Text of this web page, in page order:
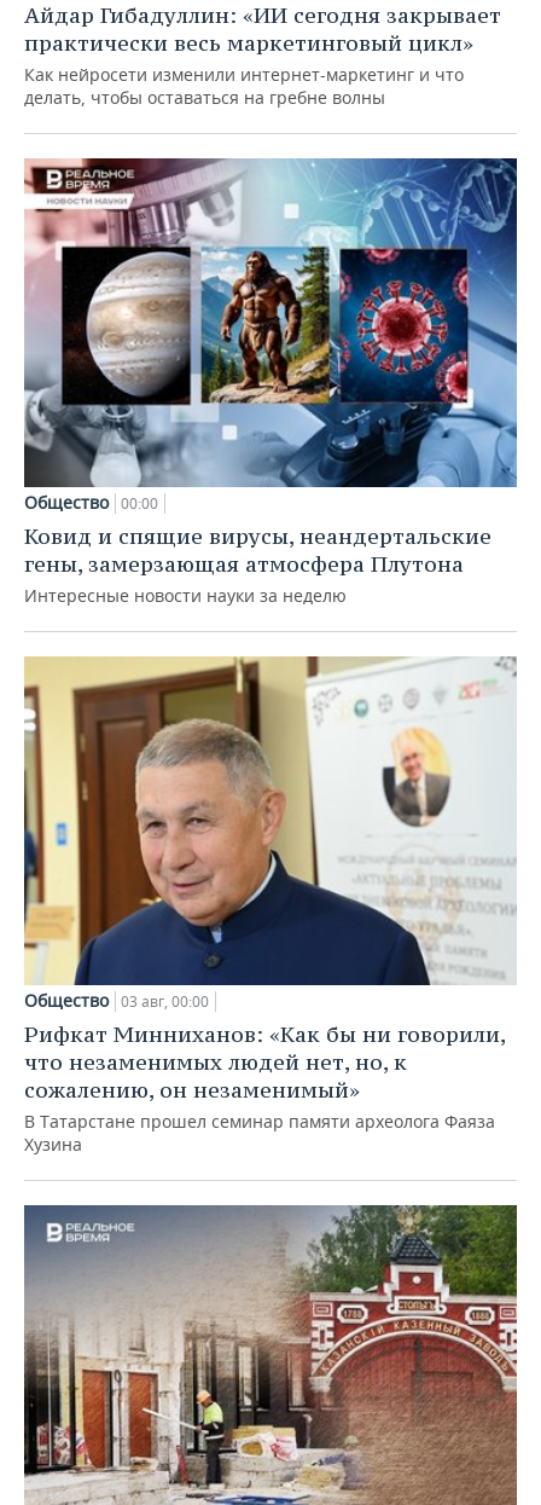
Айдар Гибадуллин: «ИИ сегодня закрывает
практически весь маркетинговый цикл»
Как нейросети изменили интернет-маркетинг и что
делать, чтобы оставаться на гребне волны
Общество 00:00
Ковид и спящие вирусы, неандертальские
гены, замерзающая атмосфера Плутона
Интересные новости науки за неделю
Общество 03 авг, 00:00
Рифкат Минниханов: «Как бы ни говорили,
что незаменимых людей нет, но, к
сожалению, он незаменимый»
В Татарстане прошел семинар памяти археолога Фаяза
Хузина